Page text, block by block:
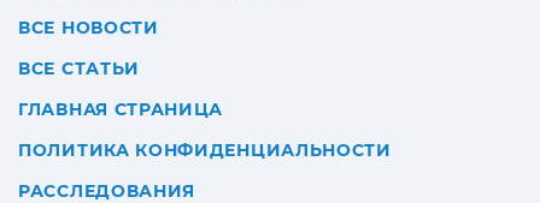
ВСЕ НОВОСТИ
ВСЕ СТАТЬИ
ГЛАВНАЯ СТРАНИЦА
ПОЛИТИКА КОНФИДЕНЦИАЛЬНОСТИ
РАССЛЕДОВАНИЯ